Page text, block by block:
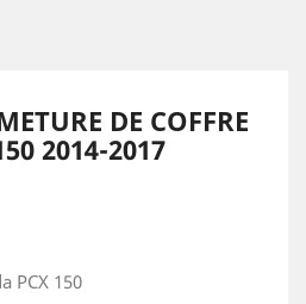
DE COFFRE
2014-2017
PCX 150